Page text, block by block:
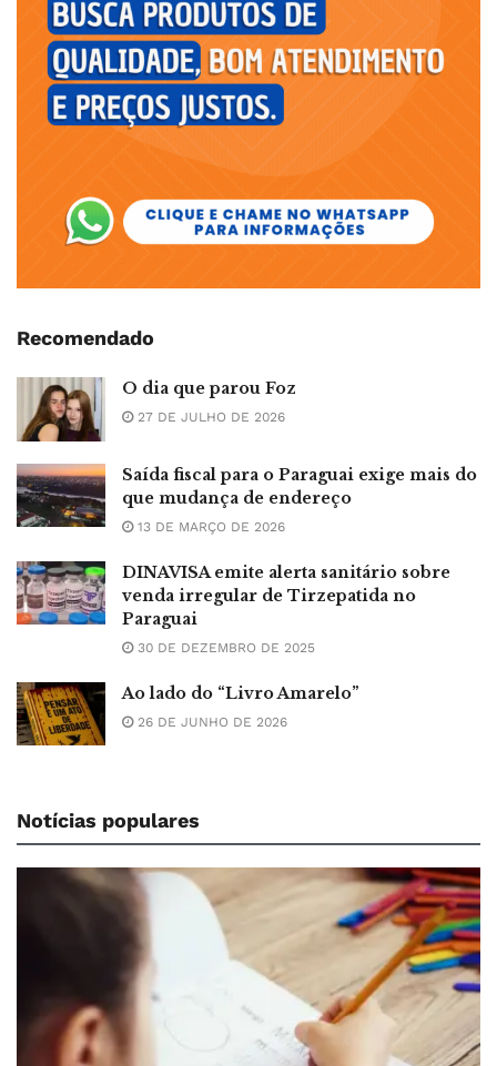
Recomendado
O dia que parou Foz
27 DE JULHO DE 2026
Saída fiscal para o Paraguai exige mais do
que mudança de endereço
13 DE MARÇO DE 2026
DINAVISA emite alerta sanitário sobre
venda irregular de Tirzepatida no
Paraguai
30 DE DEZEMBRO DE 2025
Ao lado do “Livro Amarelo”
26 DE JUNHO DE 2026
Notícias populares